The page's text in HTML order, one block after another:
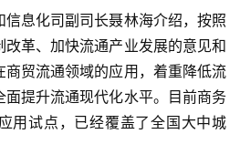
息化司副司长聂林海介绍，按照
改革、加快流通产业发展的意见和
贸流通领域的应用，着重降低流
提升流通现代化水平。目前商务
用试点，已经覆盖了全国大中城